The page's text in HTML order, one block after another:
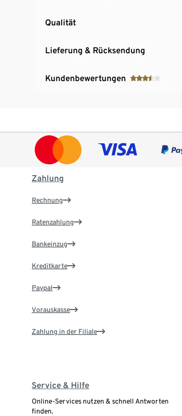
Qualität
Lieferung & Rücksendung
Kundenbewertungen
Zahlung
Rechnung
Ratenzahlung
Bankeinzug
Kreditkarte
Paypal
Vorauskasse
Zahlung in der Filiale
Service & Hilfe
Online-Services nutzen & schnell Antworten
finden.